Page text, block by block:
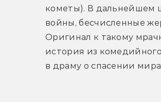
кометы). В дальнейшем
войны, бесчисленные
Оригинал к такому
история из
в драму о спасении